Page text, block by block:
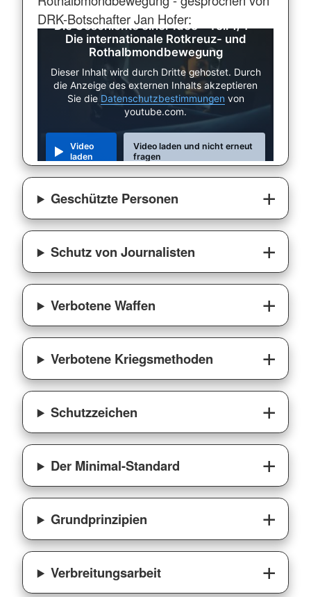
DRK-Botschafter Jan Hofer:
Die Geschichte einer Idee - Teil 1/4 -
Die internationale Rotkreuz- und
Rothalbmondbewegung
Dieser Inhalt wird durch Dritte gehostet. Durch
die Anzeige des externen Inhalts akzeptieren
Sie die Datenschutzbestimmungen von
youtube.com.
Video
laden
Video laden und nicht erneut
fragen
Geschützte Personen
Schutz von Journalisten
Verbotene Waffen
Verbotene Kriegsmethoden
Schutzzeichen
Der Minimal-Standard
Grundprinzipien
Verbreitungsarbeit